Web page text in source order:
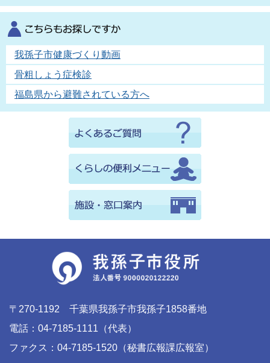
我孫子市健康づくり動画
骨粗しょう症検診
福島県から避難されている方へ
〒270-1192 千葉県我孫子市我孫子1858番地
電話：04-7185-1111（代表）
ファクス：04-7185-1520（秘書広報課広報室）